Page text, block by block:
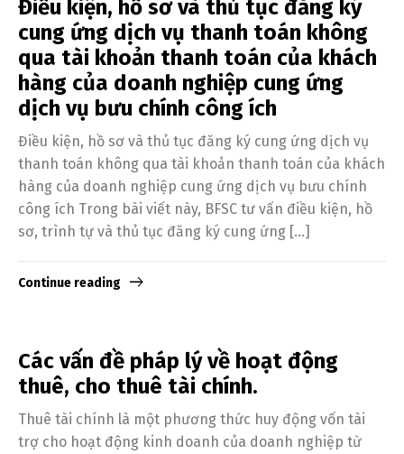
Điều kiện, hồ sơ và thủ tục đăng ký
cung ứng dịch vụ thanh toán không
qua tài khoản thanh toán của khách
hàng của doanh nghiệp cung ứng
dịch vụ bưu chính công ích
Điều kiện, hồ sơ và thủ tục đăng ký cung ứng dịch vụ
thanh toán không qua tài khoản thanh toán của khách
hàng của doanh nghiệp cung ứng dịch vụ bưu chính
công ích Trong bài viết này, BFSC tư vấn điều kiện, hồ
sơ, trình tự và thủ tục đăng ký cung ứng […]
Continue reading
Các vấn đề pháp lý về hoạt động
thuê, cho thuê tài chính.
Thuê tài chính là một phương thức huy động vốn tài
trợ cho hoạt động kinh doanh của doanh nghiệp từ
Switch The Language
English